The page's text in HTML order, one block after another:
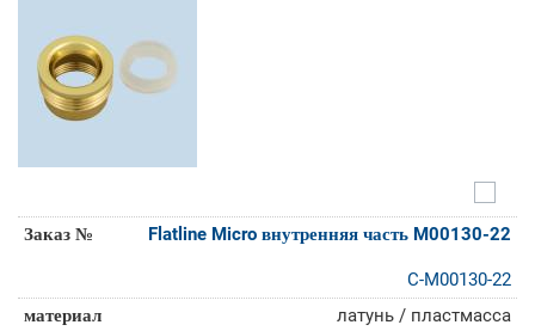
Flatline Micro внутренняя часть M00130-22
C-M00130-22
латунь / пластмасса